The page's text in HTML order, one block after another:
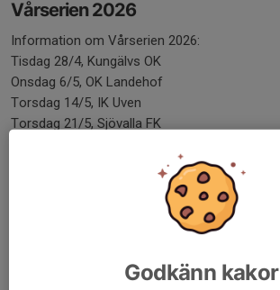
Vårserien 2026
Information om Vårserien 2026:
Tisdag 28/4, Kungälvs OK
Onsdag 6/5, OK Landehof
Torsdag 14/5, IK Uven
Torsdag 21/5, Sjövalla FK
Godkänn kakor